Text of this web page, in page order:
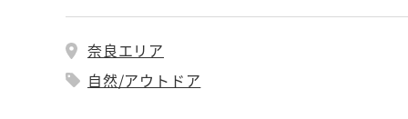
奈良エリア
自然/アウトドア